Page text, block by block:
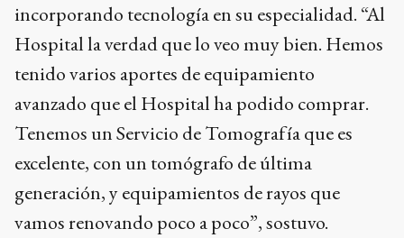
incorporando tecnología en su especialidad. “Al
Hospital la verdad que lo veo muy bien. Hemos
tenido varios aportes de equipamiento
avanzado que el Hospital ha podido comprar.
Tenemos un Servicio de Tomografía que es
excelente, con un tomógrafo de última
generación, y equipamientos de rayos que
vamos renovando poco a poco”, sostuvo.